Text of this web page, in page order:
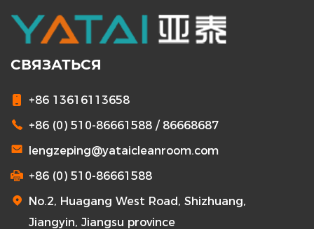
СВЯЗАТЬСЯ
+86 13616113658
+86 (0) 510-86661588 / 86668687
lengzeping@yataicleanroom.com
+86 (0) 510-86661588
No.2, Huagang West Road, Shizhuang,
Jiangyin, Jiangsu province